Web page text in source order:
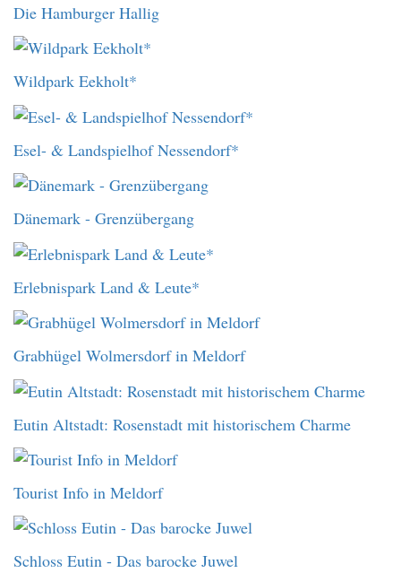
Die Hamburger Hallig
Wildpark Eekholt*
Esel- & Landspielhof Nessendorf*
Dänemark - Grenzübergang
Erlebnispark Land & Leute*
Grabhügel Wolmersdorf in Meldorf
Eutin Altstadt: Rosenstadt mit historischem Charme
Tourist Info in Meldorf
Schloss Eutin - Das barocke Juwel